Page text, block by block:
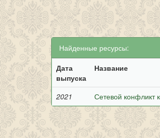
Найденные ресурсы:
Дата
выпуска
Название
2021 Сетевой конфликт